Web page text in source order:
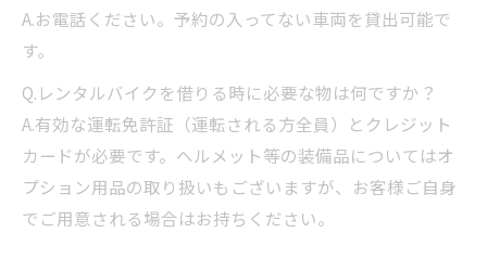
A.お電話ください。予約の入ってない車両を貸出可能で
す。
Q.レンタルバイクを借りる時に必要な物は何ですか？
A.有効な運転免許証（運転される方全員）とクレジット
カードが必要です。ヘルメット等の装備品についてはオ
プション用品の取り扱いもございますが、お客様ご自身
でご用意される場合はお持ちください。